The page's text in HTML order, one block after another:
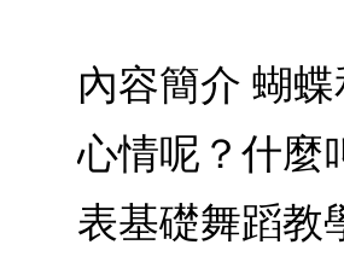
內容簡介 蝴
心情呢？什麼
表基礎舞蹈教